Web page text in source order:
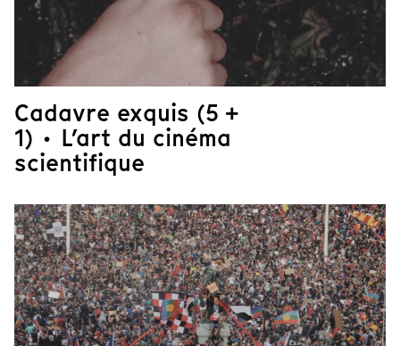
Cadavre exquis (5 +
1) · L’art du cinéma
scientifique